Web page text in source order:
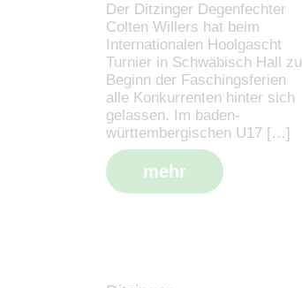
Der Ditzinger Degenfechter
Colten Willers hat beim
Internationalen Hoolgascht
Turnier in Schwäbisch Hall zu
Beginn der Faschingsferien
alle Konkurrenten hinter sich
gelassen. Im baden-
württembergischen U17 […]
mehr